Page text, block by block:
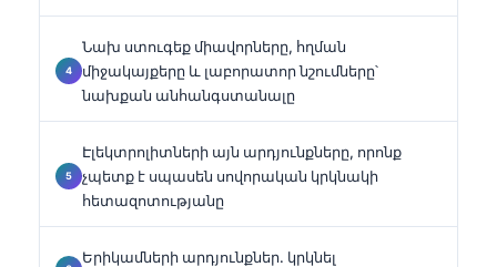
Նախ ստուգեք միավորները, հղման
միջակայքերը և լաբորատոր նշումները՝
նախքան անհանգստանալը
Էլեկտրոլիտների այն արդյունքները, որոնք
չպետք է սպասեն սովորական կրկնակի
հետազոտությանը
Երիկամների արդյունքներ. կրկնել